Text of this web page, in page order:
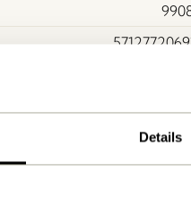
Details